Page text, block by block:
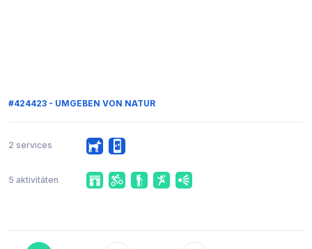
#424423 - UMGEBEN VON NATUR
2 services
5 aktivitäten